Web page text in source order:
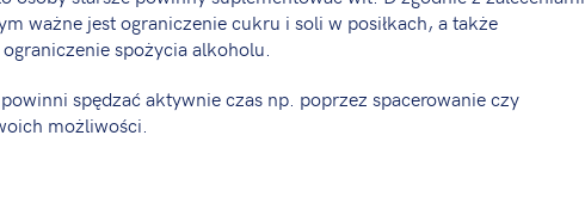
ważne jest ograniczenie cukru i soli w posiłkach, a także
spożycia alkoholu.
spędzać aktywnie czas np. poprzez spacerowanie czy
możliwości.